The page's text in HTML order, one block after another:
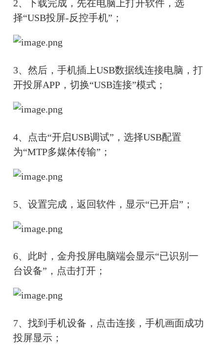
2、下载完成，先在电脑上打开软件，选
择“USB投屏-反控手机”；
3、然后，手机插上USB数据线连接电脑，打
开投屏APP，切换“USB连接”模式；
4、点击“开启USB调试”，选择USB配置
为“MTP多媒体传输”；
5、设置完成，返回软件，显示“已开启”；
6、此时，金舟投屏电脑端会显示“已识别一
台设备”，点击打开；
7、找到手机设备，点击连接，手机画面成功
投屏显示；